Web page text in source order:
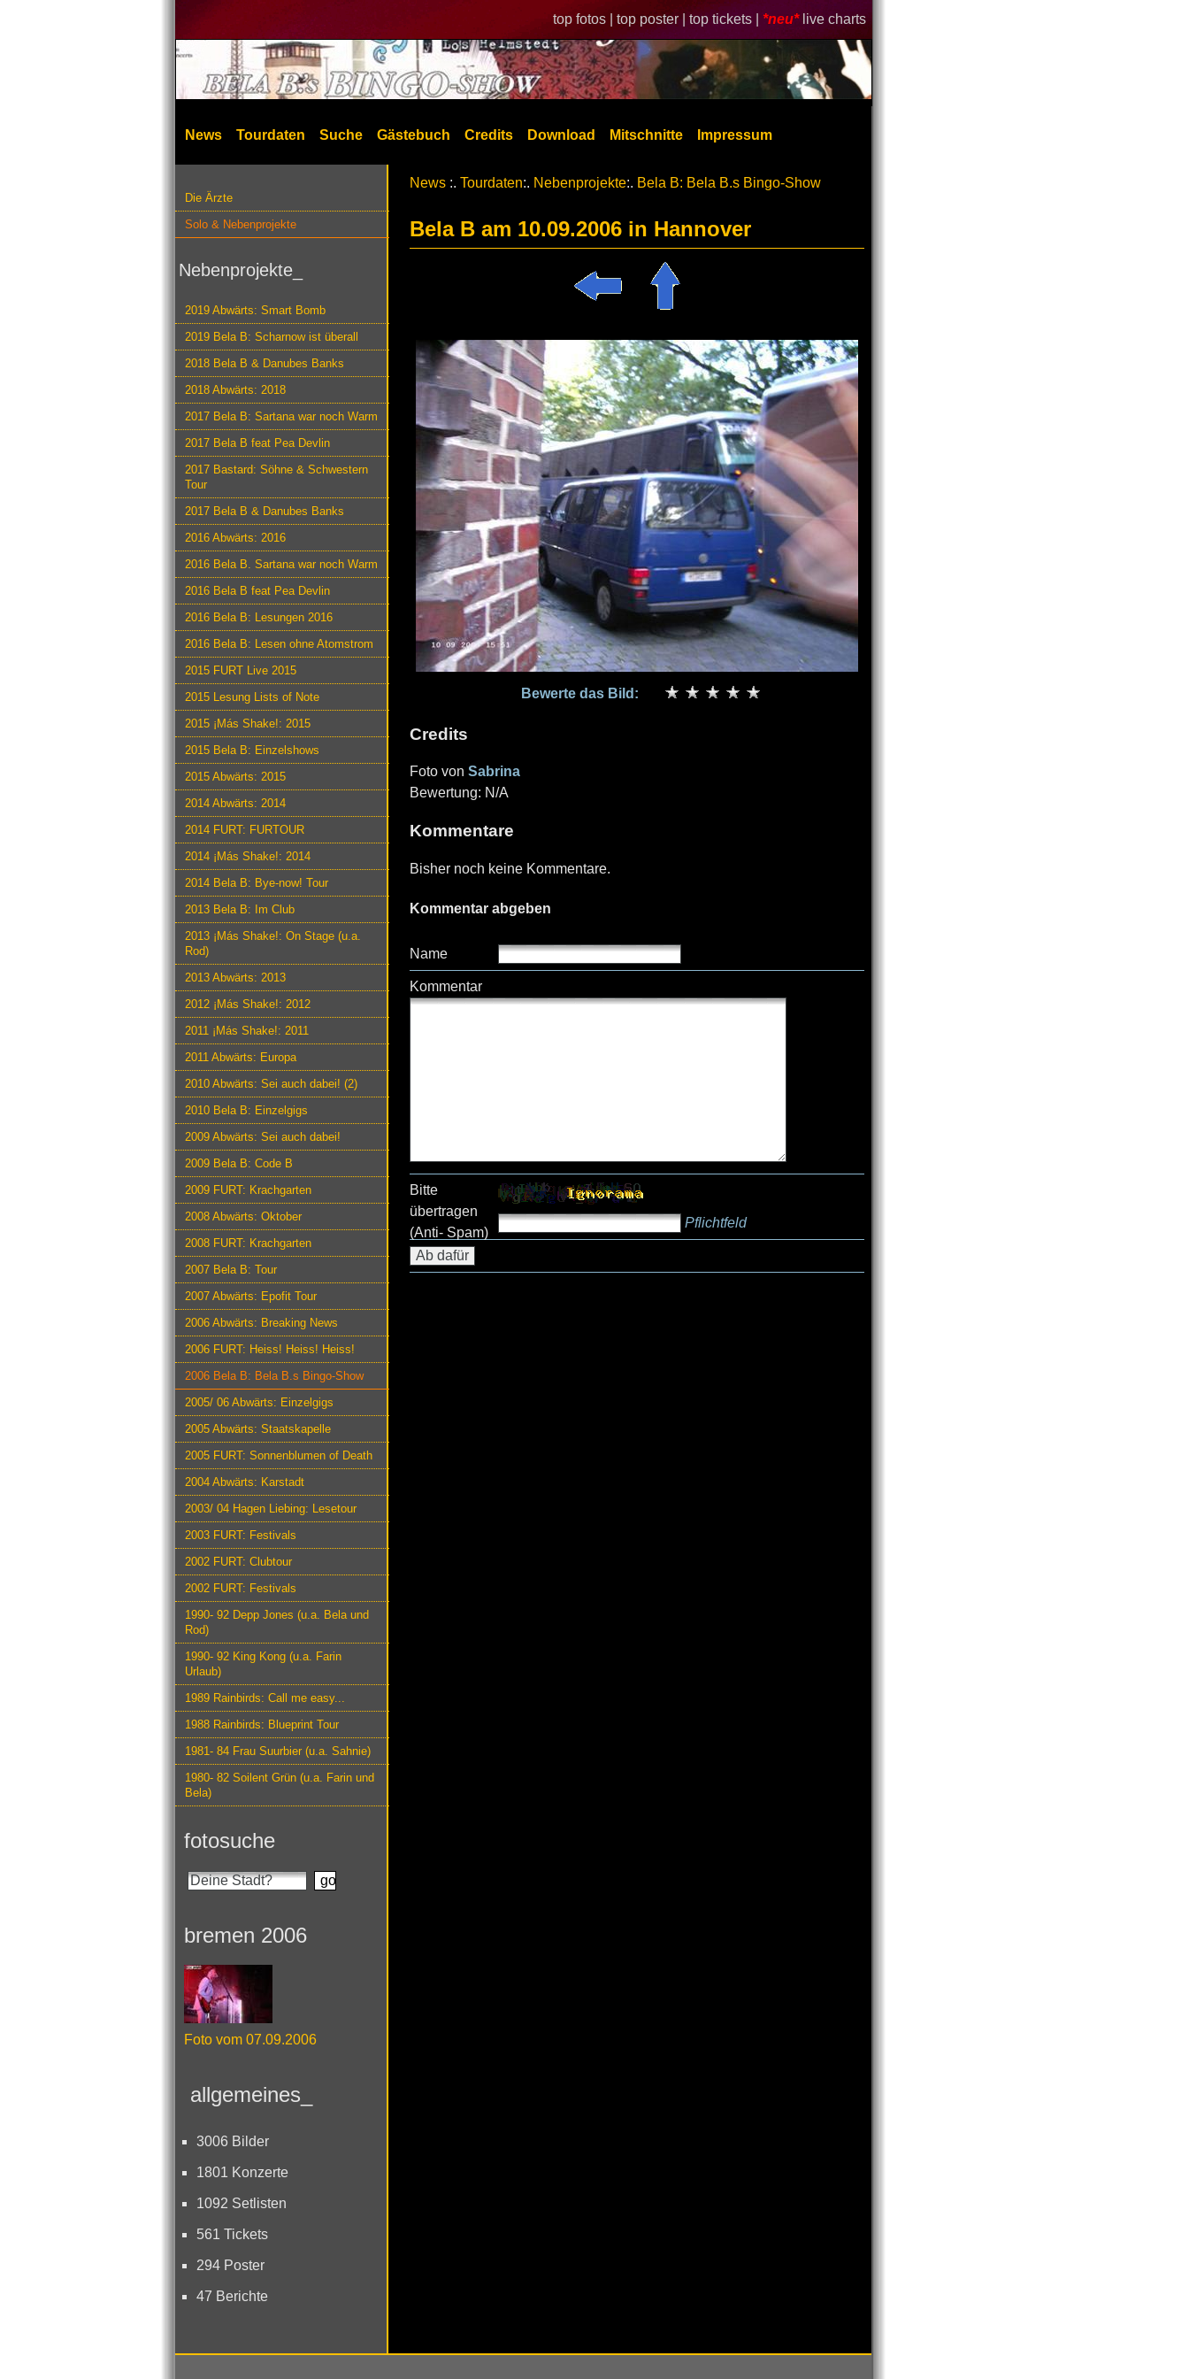
top fotos | top poster | top tickets | *neu* live charts
News Tourdaten Suche Gästebuch Credits Download Mitschnitte Impressum
Die Ärzte
Solo & Nebenprojekte
Nebenprojekte_
2019 Abwärts: Smart Bomb
2019 Bela B: Scharnow ist überall
2018 Bela B & Danubes Banks
2018 Abwärts: 2018
2017 Bela B: Sartana war noch Warm
2017 Bela B feat Pea Devlin
2017 Bastard: Söhne & Schwestern
Tour
2017 Bela B & Danubes Banks
2016 Abwärts: 2016
2016 Bela B. Sartana war noch Warm
2016 Bela B feat Pea Devlin
2016 Bela B: Lesungen 2016
2016 Bela B: Lesen ohne Atomstrom
2015 FURT Live 2015
2015 Lesung Lists of Note
2015 ¡Más Shake!: 2015
2015 Bela B: Einzelshows
2015 Abwärts: 2015
2014 Abwärts: 2014
2014 FURT: FURTOUR
2014 ¡Más Shake!: 2014
2014 Bela B: Bye-now! Tour
2013 Bela B: Im Club
2013 ¡Más Shake!: On Stage (u.a.
Rod)
2013 Abwärts: 2013
2012 ¡Más Shake!: 2012
2011 ¡Más Shake!: 2011
2011 Abwärts: Europa
2010 Abwärts: Sei auch dabei! (2)
2010 Bela B: Einzelgigs
2009 Abwärts: Sei auch dabei!
2009 Bela B: Code B
2009 FURT: Krachgarten
2008 Abwärts: Oktober
2008 FURT: Krachgarten
2007 Bela B: Tour
2007 Abwärts: Epofit Tour
2006 Abwärts: Breaking News
2006 FURT: Heiss! Heiss! Heiss!
2006 Bela B: Bela B.s Bingo-Show
2005/ 06 Abwärts: Einzelgigs
2005 Abwärts: Staatskapelle
2005 FURT: Sonnenblumen of Death
2004 Abwärts: Karstadt
2003/ 04 Hagen Liebing: Lesetour
2003 FURT: Festivals
2002 FURT: Clubtour
2002 FURT: Festivals
1990- 92 Depp Jones (u.a. Bela und
Rod)
1990- 92 King Kong (u.a. Farin
Urlaub)
1989 Rainbirds: Call me easy...
1988 Rainbirds: Blueprint Tour
1981- 84 Frau Suurbier (u.a. Sahnie)
1980- 82 Soilent Grün (u.a. Farin und
Bela)
fotosuche
bremen 2006
Foto vom 07.09.2006
allgemeines_
3006 Bilder
1801 Konzerte
1092 Setlisten
561 Tickets
294 Poster
47 Berichte
News :. Tourdaten:. Nebenprojekte:. Bela B: Bela B.s Bingo-Show
Bela B am 10.09.2006 in Hannover
Bewerte das Bild:
Credits
Foto von Sabrina
Bewertung: N/A
Kommentare
Bisher noch keine Kommentare.
Kommentar abgeben
Name
Kommentar
Bitte
übertragen
(Anti- Spam)
Pflichtfeld